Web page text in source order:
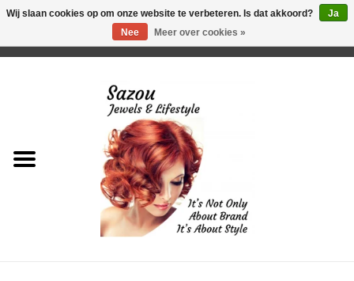
Just for Him
Wij slaan cookies op om onze website te verbeteren. Is dat akkoord?
Ja
Nee
Meer over cookies »